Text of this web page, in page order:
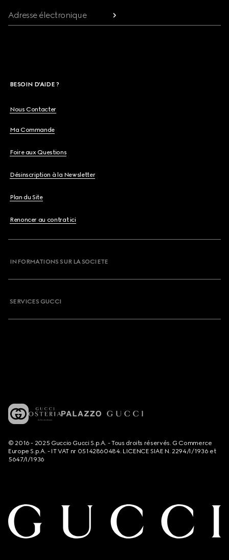
Adresse électronique
BESOIN D'AIDE ?
Nous Contacter
Ma Commande
Foire aux Questions
Désinscription à la Newsletter
Plan du Site
Renoncer au contrat ici
INFORMATIONS SUR LA SOCIETE
SERVICES GUCCI
© 2016 - 2025 Guccio Gucci S.p.A. - Tous droits réservés. G Commerce
Europe S.p.A. - IT VAT nr 05142860484. LICENCE SIAE N. 2294/I/1936 et
5647/I/1936